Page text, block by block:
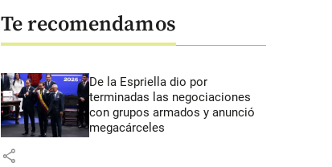
Te recomendamos
De la Espriella dio por
terminadas las negociaciones
con grupos armados y anunció
megacárceles
share